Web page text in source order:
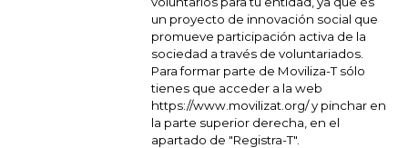
un proyecto de innovación social que
promueve participación activa de la
sociedad a través de voluntariados.
Para formar parte de Moviliza-T sólo
tienes que acceder a la web
https://www.movilizat.org/ y pinchar en
la parte superior derecha, en el
apartado de "Registra-T".